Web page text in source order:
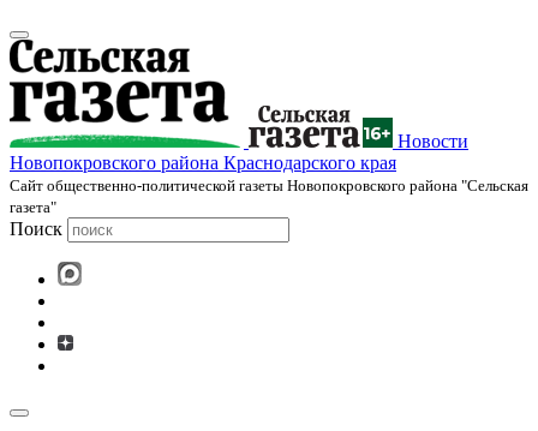
Новости
Новопокровского района Краснодарского края
Cайт общественно-политической газеты Новопокровского района "Сельская
газета"
Поиск